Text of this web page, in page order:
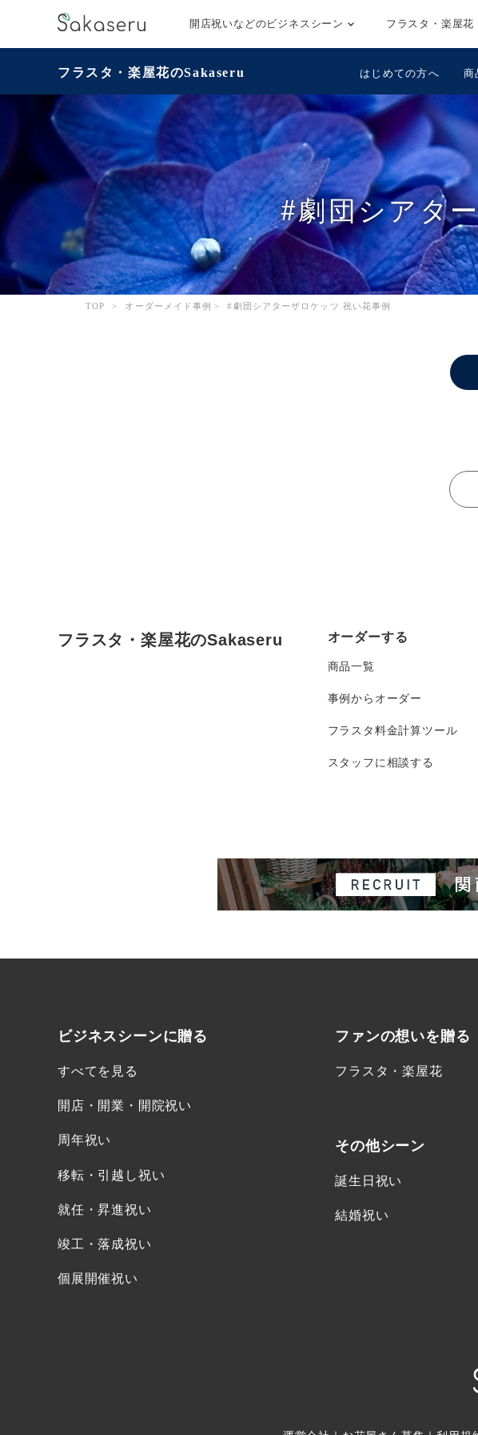
開店祝いなどのビジネスシーン フラスタ・楽屋花
フラスタ・楽屋花のSakaseru はじめての方へ 商
#劇団シアタ
TOP > オーダーメイド事例 > #劇団シアターザロケッツ 祝い花事例
フラスタ・楽屋花のSakaseru オーダーする
商品一覧
事例からオーダー
フラスタ料金計算ツール
スタッフに相談する
ビジネスシーンに贈る
すべてを見る
開店・開業・開院祝い
周年祝い
移転・引越し祝い
就任・昇進祝い
竣工・落成祝い
個展開催祝い
ファンの想いを贈る
フラスタ・楽屋花
その他シーン
誕生日祝い
結婚祝い